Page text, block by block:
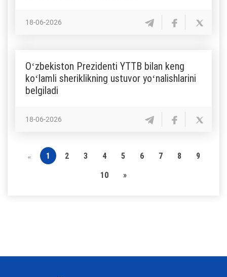
18-06-2026
Oʻzbekiston Prezidenti YTTB bilan keng
koʻlamli sheriklikning ustuvor yoʻnalishlarini
belgiladi
18-06-2026
« 1 2 3 4 5 6 7 8
9
10
»